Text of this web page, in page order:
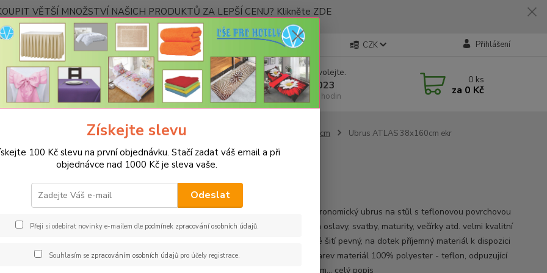
VĚTŠÍ MNOŽSTVÍ NAŠICH PRODUKTŮ ZA LEPŠÍ CENU? Klikněte ZDE
Kontakty CZK Přihlášení
Hledat
Nevíte si rady? Zavolejte.
+420 773 794 023
Pondělí-pátek 9-16 hodin
0 ks
za 0 Kč
Luxusní ubrusy Atlas-Rodos s vodoodpudivou úpravou Rozměr 38x160cm Ubrus ATLAS 38x160cm ekr
ATLAS 38x160cm ekr
Hladký, lesklý gastronomický ubrus na stůl s teflonovou povrchovou
úpravou vhodný na oslavy, svatby, maturity, večírky atd. velmi kvalitní
zpracování strojové šití pevný, na dotek příjemný materiál k dispozici
mnoho krásných barev materiál 100% polyester - teflon, odpuzující
rozlité tekutiny gram... celý popis
Získejte slevu
100 Kč slevu na první objednávku. Stačí zadat váš email a při
objednávce nad 1000 Kč je sleva vaše.
Odeslat
Přeji si odebírat novinky e-mailem dle podmínek zpracování osobních údajů.
Souhlasím se zpracováním osobních údajůpro účely registrace.